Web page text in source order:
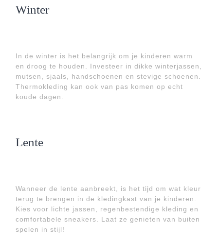
Winter
In de winter is het belangrijk om je kinderen warm
en droog te houden. Investeer in dikke winterjassen,
mutsen, sjaals, handschoenen en stevige schoenen.
Thermokleding kan ook van pas komen op echt
koude dagen.
Lente
Wanneer de lente aanbreekt, is het tijd om wat kleur
terug te brengen in de kledingkast van je kinderen.
Kies voor lichte jassen, regenbestendige kleding en
comfortabele sneakers. Laat ze genieten van buiten
spelen in stijl!